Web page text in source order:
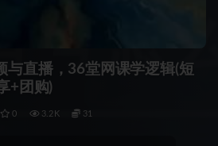
与直播，36堂网课学逻辑(短
+团购)
0 3.2K 31